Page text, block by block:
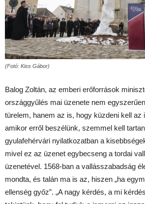
(Fotó: Kiss Gábor)
Balog Zoltán, az emberi erőforrások
országgyűlés mai üzenete nem
türelem, hanem az is, hogy küzdeni kell az
amikor erről beszélünk, szemmel kell
gyulafehérvári nyilatkozatban a
mivel ez az üzenet egybecseng a tordai
üzenetével. 1568-ban a vallásszabadság
mondta, és talán ma is az, hiszen „ha
ellenség győz”. „A nagy kérdés, a mi